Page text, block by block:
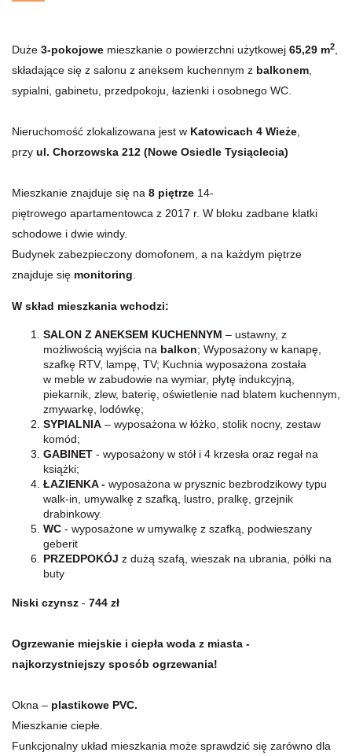
Duże 3-pokojowe mieszkanie o powierzchni użytkowej 65,29 m2
składające się z salonu z aneksem kuchennym z balkonem
sypialni, gabinetu, przedpokoju, łazienki i osobnego WC.
Nieruchomość zlokalizowana jest w Katowicach 4 Wieże
przy ul. Chorzowska 212 (Nowe Osiedle Tysiąclecia)
Mieszkanie znajduje się na 8 piętrze 14-
piętrowego apartamentowca z 2017 r. W bloku zadbane klatki
schodowe i dwie windy.
Budynek zabezpieczony domofonem, a na każdym piętrze
znajduje się monitoring
W skład mieszkania wchodzi:
SALON Z ANEKSEM KUCHENNYM – ustawny, z
możliwością wyjścia na balkon; Wyposażony w kanapę,
szafkę RTV, lampę, TV; Kuchnia wyposażona została
w meble w zabudowie na wymiar, płytę indukcyjną,
piekarnik, zlew, baterię, oświetlenie nad blatem kuchennym,
zmywarkę, lodówkę;
SYPIALNIA – wyposażona w łóżko, stolik nocny, zestaw
komód;
GABINET - wyposażony w stół i 4 krzesła oraz regał na
książki;
ŁAZIENKA - wyposażona w prysznic bezbrodzikowy typu
walk-in, umywalkę z szafką, lustro, pralkę, grzejnik
drabinkowy.
WC - wyposażone w umywalkę z szafką, podwieszany
geberit
PRZEDPOKÓJ z dużą szafą, wieszak na ubrania, półki na
buty
Niski czynsz - 744 zł
Ogrzewanie miejskie i ciepła woda z miasta -
najkorzystniejszy sposób ogrzewania!
Okna – plastikowe PVC.
Mieszkanie ciepłe.
Funkcjonalny układ mieszkania może sprawdzić się zarówno dla